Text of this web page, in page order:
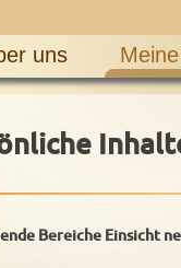
uns
Bereiche Einsicht